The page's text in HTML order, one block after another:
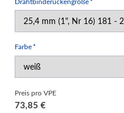
Drahtbinderückengröße *
Pflichtfeld
Farbe *
Preis pro VPE
73,85 €